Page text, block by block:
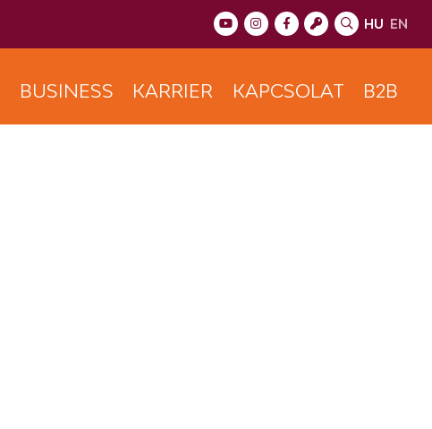
HU EN
BUSINESS KARRIER KAPCSOLAT B2B